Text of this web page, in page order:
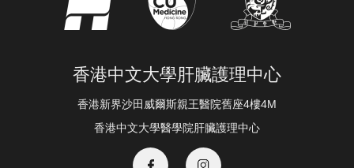
香港中文大學肝臟護理中心
香港新界沙田威爾斯親王醫院舊座4樓4M
香港中文大學醫學院肝臟護理中心